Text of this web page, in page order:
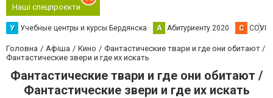
Наші спецпроєкти
У Учебные центры и курсы Бердянска А Абитуриенту 2020 C
Головна Афіша Кино
Фантастические твари и где они обитают /
Фантастические звери и где их искать
Фантастические твари и где они обитают /
Фантастические звери и где их искать